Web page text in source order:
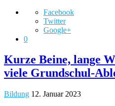
Facebook
Twitter
Google+
0
Kurze Beine, lange
viele Grundschul-
Bildung 12. Januar 2023